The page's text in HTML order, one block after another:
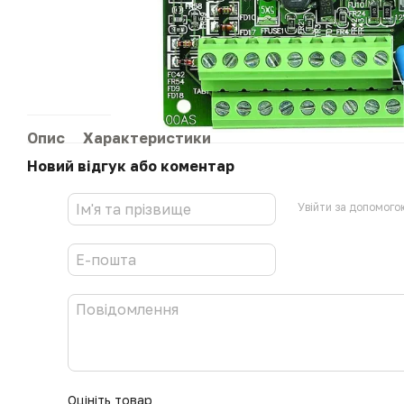
Опис
Характеристики
Новий відгук або коментар
Увійти за
Оцініть товар